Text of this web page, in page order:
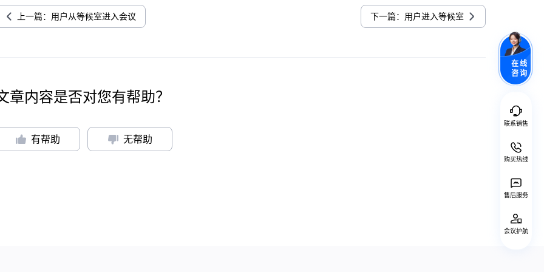
在线
咨询
联系销售
购买热线
售后服务
会议护航
上一篇：用户从等候室进入会议 下一篇：用户进入等候室
章内容是否对您有帮助？
有帮助 无帮助